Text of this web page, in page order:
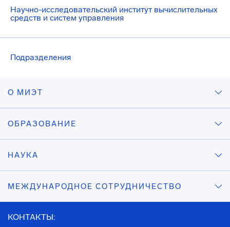
Научно-исследовательский институт вычислительных
средств и систем управления
Подразделения
О МИЭТ
ОБРАЗОВАНИЕ
НАУКА
МЕЖДУНАРОДНОЕ СОТРУДНИЧЕСТВО
КОНТАКТЫ: